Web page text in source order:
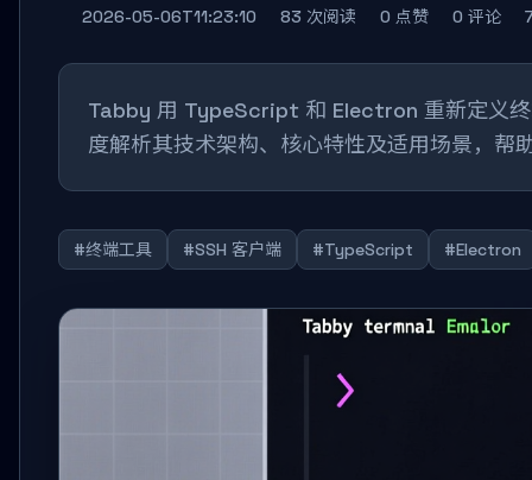
2026-05-06T11:23:10 83 次阅读 0 点赞 0 评论
Tabby 用 TypeScript 和 Electron 重新定义终
度解析其技术架构、核心特性及适用场景，帮
#终端工具 #SSH 客户端 #TypeScript #Electron